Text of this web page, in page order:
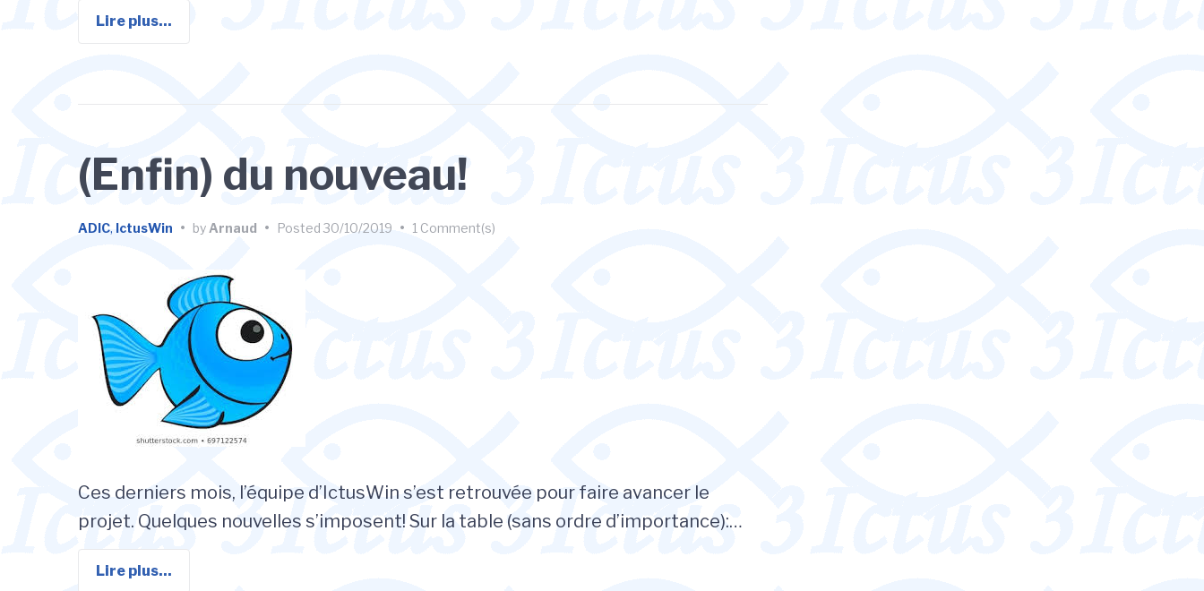
Lire plus...
(Enfin) du nouveau!
ADIC, IctusWin • by Arnaud • Posted 30/10/2019 • 1 Comment(s)
Ces derniers mois, l’équipe d’IctusWin s’est retrouvée pour faire avancer le
projet. Quelques nouvelles s’imposent! Sur la table (sans ordre d’importance):…
Lire plus...